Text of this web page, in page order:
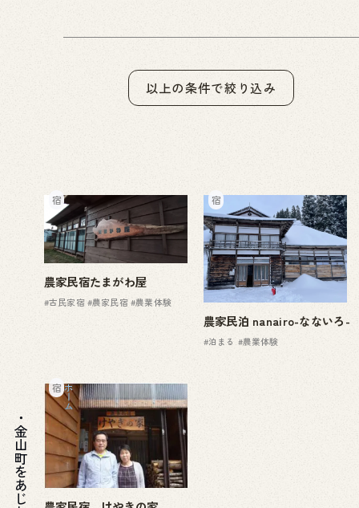
以上の条件で絞り込み
農家民宿たまがわ屋
宿
#古民家宿 #農家民宿 #農業体験
農家民泊 nanairo-なないろ-
宿
#泊まる #農業体験
宿ホーム
金山町をあじわう